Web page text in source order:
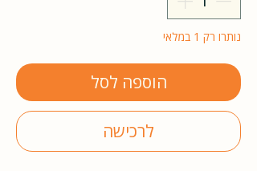
נותרו רק 1 במלאי
הוספה לסל
לרכישה